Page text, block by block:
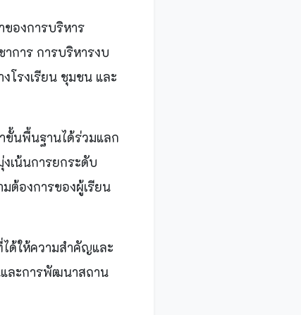
ของการบริหาร
การ การบริหารงบ
โรงเรียน ชุมชน และ
ขั้นพื้นฐานได้ร่วมแลก
เน้นการยกระดับ
ต้องการของผู้เรียน
ด้ให้ความสำคัญและ
ละการพัฒนาสถาน